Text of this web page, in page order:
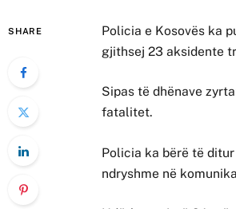
SHARE
Policia e Kosovës ka
gjithsej 23 aksidente
Sipas të dhënave
fatalitet.
Policia ka bërë të
ndryshme në